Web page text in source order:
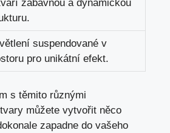
zábavnou a dynamickou
suspendované v
pro unikátní efekt.
s těmito různými
můžete vytvořit něco
zapadne do vašeho